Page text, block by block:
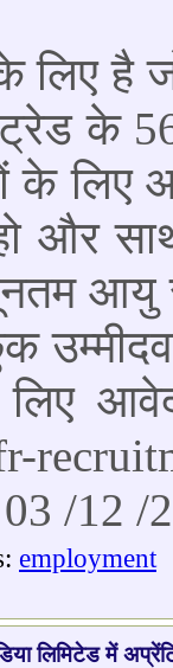
है
के
के लिए
और
/12 /
employment
लिमिटेड में